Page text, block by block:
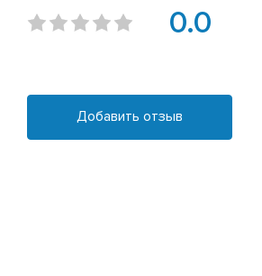
0.0
Добавить отзыв